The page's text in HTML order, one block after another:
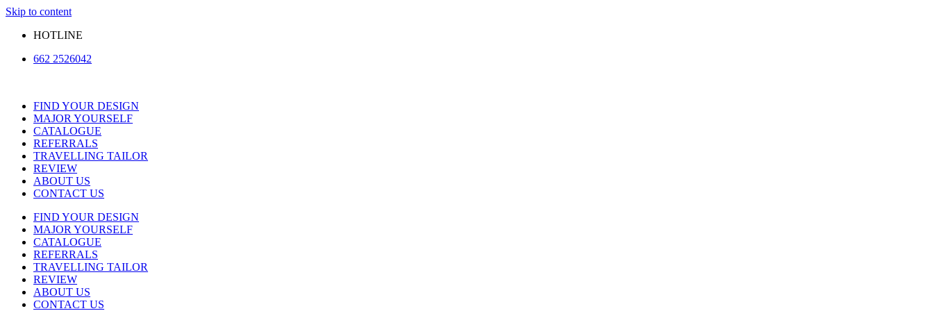
Skip to content
HOTLINE
662 2526042
FIND YOUR DESIGN
MAJOR YOURSELF
CATALOGUE
REFERRALS
TRAVELLING TAILOR
REVIEW
ABOUT US
CONTACT US
FIND YOUR DESIGN
MAJOR YOURSELF
CATALOGUE
REFERRALS
TRAVELLING TAILOR
REVIEW
ABOUT US
CONTACT US